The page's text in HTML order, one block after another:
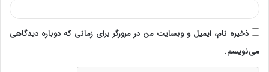
ذخیره نام، ایمیل و وبسایت من در مرورگر برای زمانی که دوباره دیدگاهی
می‌نویسم.